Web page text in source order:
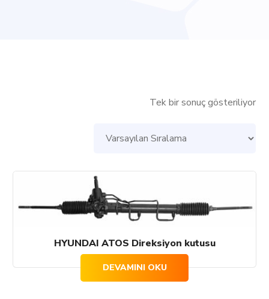
Tek bir sonuç gösteriliyor
HYUNDAI ATOS Direksiyon kutusu
DEVAMINI OKU